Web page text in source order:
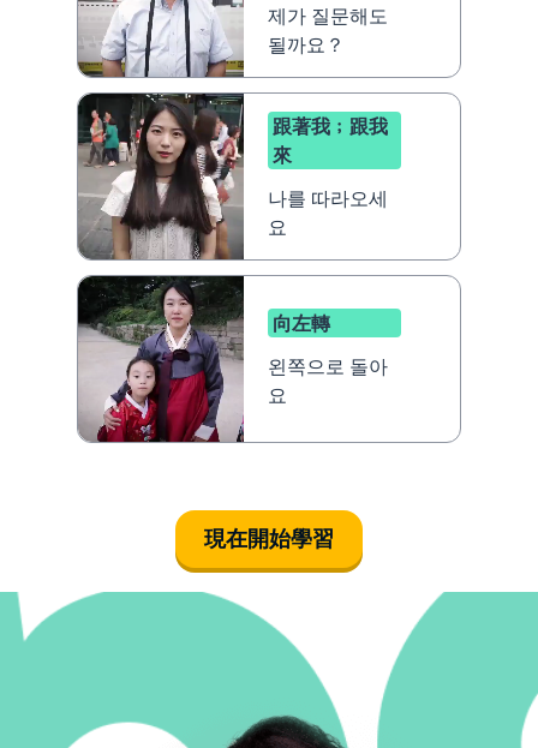
제가 질문해도
될까요？
跟著我﹔跟我
來
나를 따라오세
요
向左轉
왼쪽으로 돌아
요
現在開始學習